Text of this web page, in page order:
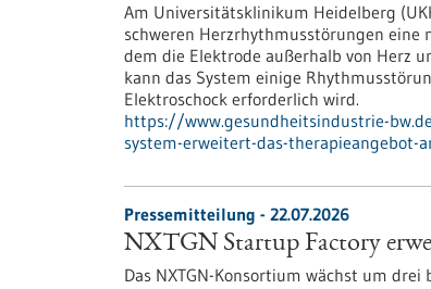
Am Universitätsklinikum Heidelberg
schweren Herzrhythmusstörungen
dem die Elektrode außerhalb von Herz
kann das System einige
Elektroschock erforderlich wird.
https://www.gesundheitsindustrie-
system-erweitert-das-therapieangebot-
Pressemitteilung - 22.07.2026
NXTGN Startup Factory
Das NXTGN-Konsortium wächst um